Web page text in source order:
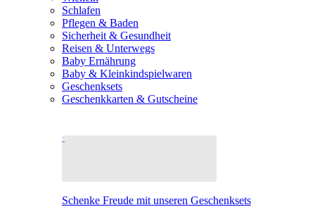
Schlafen
Pflegen & Baden
Sicherheit & Gesundheit
Reisen & Unterwegs
Baby Ernährung
Baby & Kleinkindspielwaren
Geschenksets
Geschenkkarten & Gutscheine
Schenke Freude mit unseren Geschenksets